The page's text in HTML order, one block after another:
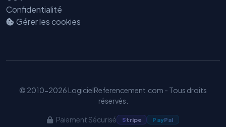
Confidentialité
Gérer les cookies
© 2010-2026 LogicielReferencement.com - Tous droits
réservés.
Paiement Sécurisé Stripe PayPal